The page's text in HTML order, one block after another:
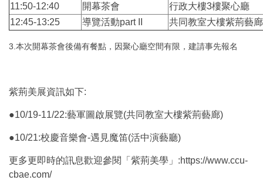
11:50-12:40
開幕茶會
行政大樓3樓聚心廳
12:45-13:25
導覽活動part II 共同教室大樓紫荊藝廊
3.本次開幕茶會後備有餐點，因聚心廳空間有限，建請事先報名
紫荊美展資訊如下:
●10/19-11/22:藝軍圖啟展覽(共同教室大樓紫荊藝廊)
●10/21:校慶音樂會-遇見魔笛(活中演藝廳)
更多更即時的訊息歡迎參閱「紫荊美學」:https://www.ccu-
cbae.com/